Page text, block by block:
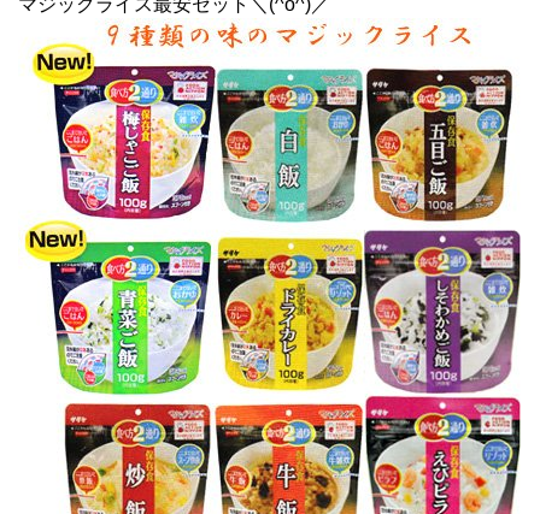
マジックライス最安セット＼(^o^)／